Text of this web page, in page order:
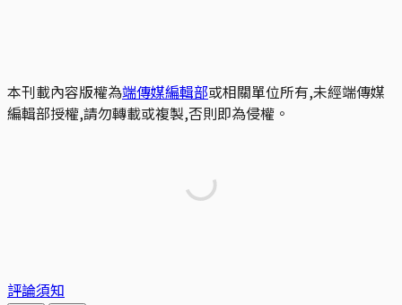
本刊載內容版權為端傳媒編輯部或相關單位所有,未經端傳媒
編輯部授權,請勿轉載或複製,否則即為侵權。
評論須知